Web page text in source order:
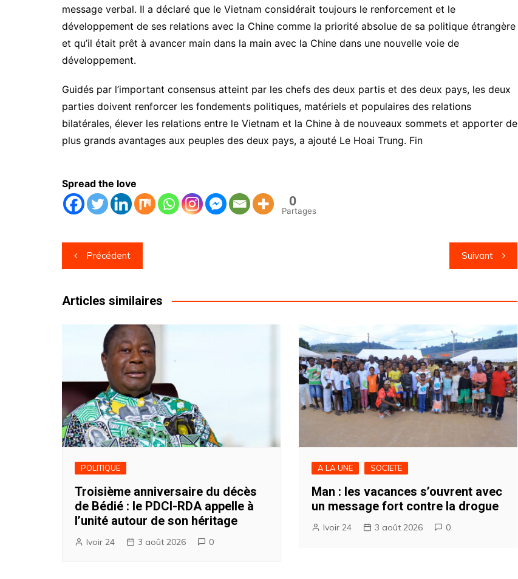
message verbal. Il a déclaré que le Vietnam considérait toujours le renforcement et le
développement de ses relations avec la Chine comme la priorité absolue de sa politique étrangère
et qu’il était prêt à avancer main dans la main avec la Chine dans une nouvelle voie de
développement.
Guidés par l’important consensus atteint par les chefs des deux partis et des deux pays, les deux
parties doivent renforcer les fondements politiques, matériels et populaires des relations
bilatérales, élever les relations entre le Vietnam et la Chine à de nouveaux sommets et apporter de
plus grands avantages aux peuples des deux pays, a ajouté Le Hoai Trung. Fin
Spread the love
0
Partages
Navigation
de
l’article
Précédent Suivant
Articles similaires
POLITIQUE
Troisième anniversaire du décès
de Bédié : le PDCI-RDA appelle à
l’unité autour de son héritage
Ivoir 24 3 août 2026 0
A LA UNE SOCIETE
Man : les vacances s’ouvrent avec
un message fort contre la drogue
Ivoir 24 3 août 2026 0